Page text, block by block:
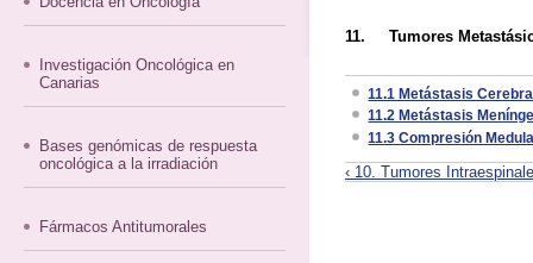
Investigación Oncológica en
Canarias
Bases genómicas de respuesta
oncológica a la irradiación
Fármacos Antitumorales
11. Tumores
11.1 Metástasis
11.2 Metástasis
11.3 Compresión
‹ 10. Tumores